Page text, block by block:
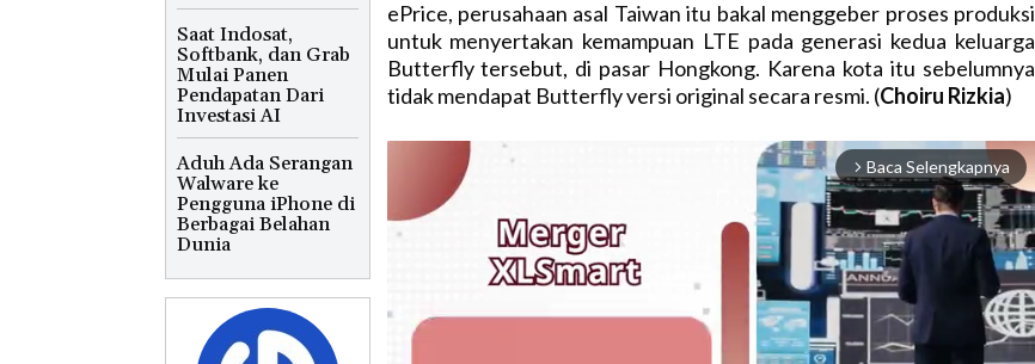
Saat Indosat,
Softbank, dan Grab
Mulai Panen
Pendapatan Dari
Investasi AI
Aduh Ada Serangan
Walware ke
Pengguna iPhone di
Berbagai Belahan
Dunia
ePrice, perusahaan asal Taiwan itu bakal menggeber proses produksi
untuk menyertakan kemampuan LTE pada generasi kedua keluarga
Butterfly tersebut, di pasar Hongkong. Karena kota itu sebelumnya
tidak mendapat Butterfly versi original secara resmi. (Choiru Rizkia)
arrow_forward_ios Baca Selengkapnya